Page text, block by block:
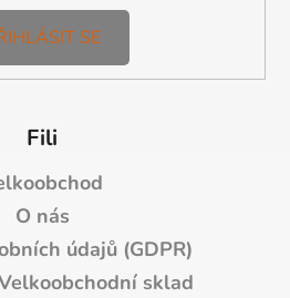
SE
Fili
O nás
údajů (GDPR)
sklad